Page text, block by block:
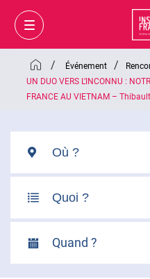
/ Événement /
UN DUO VERS L’INCONNU :
FRANCE AU VIETNAM –
Quand ?